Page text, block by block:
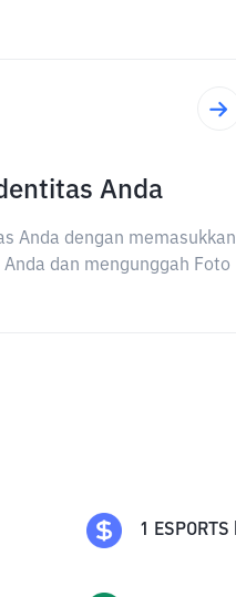
Anda
Anda dengan memasukkan
dan mengunggah Foto
1 ESPORTS